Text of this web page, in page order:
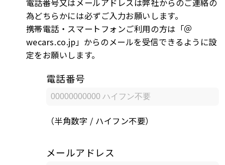
電話番号又はメールアドレスは弊社からのご連絡の
為どちらかには必ずご入力お願いします。
携帯電話・スマートフォンご利用の方は「＠
wecars.co.jp」からのメールを受信できるように設
定をお願いします。
電話番号
（半角数字 / ハイフン不要）
メールアドレス